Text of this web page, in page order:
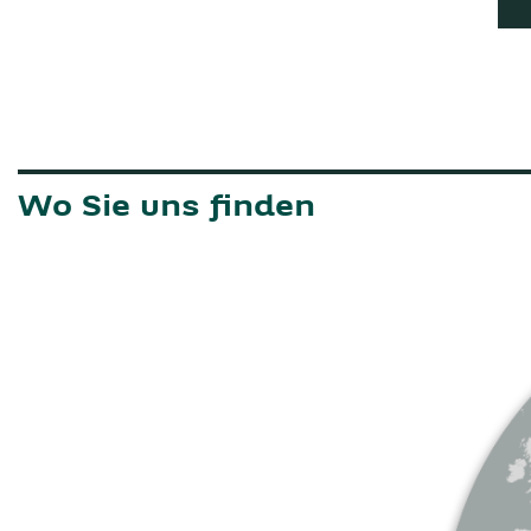
Wo Sie uns finden